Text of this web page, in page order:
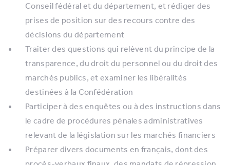
Conseil fédéral et du département, et rédiger des
prises de position sur des recours contre des
décisions du département
Traiter des questions qui relèvent du principe de la
transparence, du droit du personnel ou du droit des
marchés publics, et examiner les libéralités
destinées à la Confédération
Participer à des enquêtes ou à des instructions dans
le cadre de procédures pénales administratives
relevant de la législation sur les marchés financiers
Préparer divers documents en français, dont des